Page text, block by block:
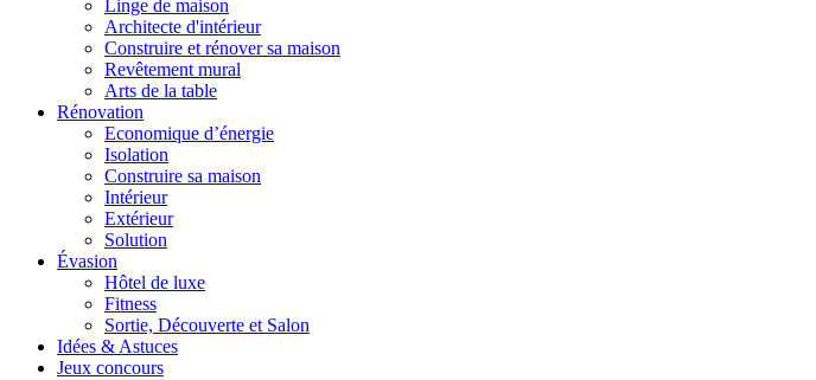
Linge de maison
Architecte d'intérieur
Construire et rénover sa maison
Revêtement mural
Arts de la table
Rénovation
Economique d’énergie
Isolation
Construire sa maison
Intérieur
Extérieur
Solution
Évasion
Hôtel de luxe
Fitness
Sortie, Découverte et Salon
Idées & Astuces
Jeux concours